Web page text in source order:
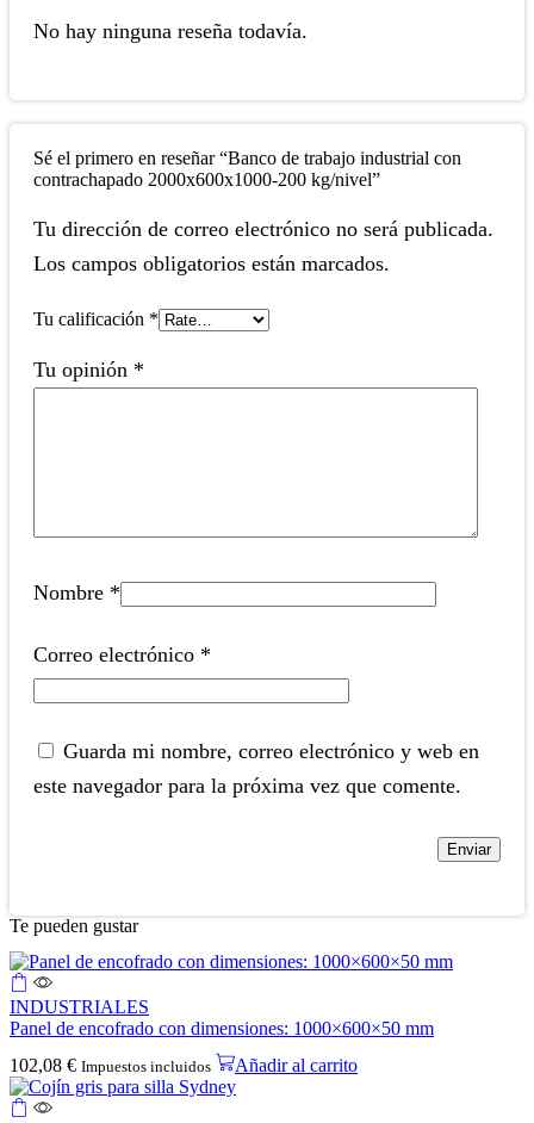
No hay ninguna reseña todavía.
Sé el primero en reseñar “Banco de trabajo industrial con
contrachapado 2000x600x1000-200 kg/nivel”
Tu dirección de correo electrónico no será publicada.
Los campos obligatorios están marcados.
Tu calificación *
Tu opinión *
Nombre *
Correo electrónico *
Guarda mi nombre, correo electrónico y web en
este navegador para la próxima vez que comente.
Te pueden gustar
INDUSTRIALES
Panel de encofrado con dimensiones: 1000×600×50 mm
102,08 € Impuestos incluidos Añadir al carrito